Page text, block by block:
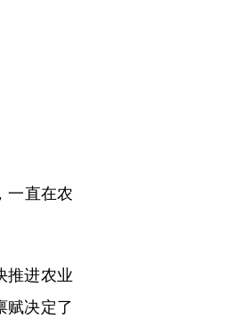
一直在农
推进农业
赋决定了